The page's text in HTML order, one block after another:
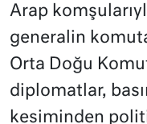
Arap
generalin
Orta Doğu
diplomatlar,
kesiminden